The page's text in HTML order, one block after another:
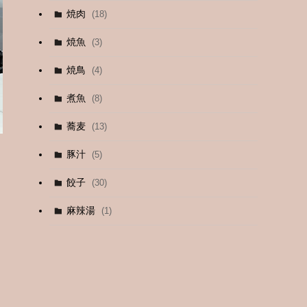
(4)
焼肉 (18)
焼魚 (3)
焼鳥 (4)
煮魚 (8)
蕎麦 (13)
豚汁 (5)
餃子 (30)
麻辣湯 (1)